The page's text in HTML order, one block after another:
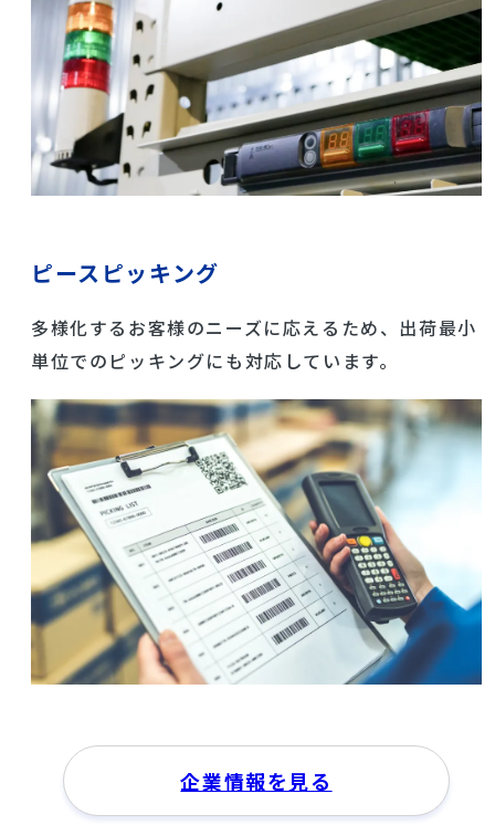
ピースピッキング
多様化するお客様のニーズに応えるため、出荷最小
単位でのピッキングにも対応しています。
企業情報を見る